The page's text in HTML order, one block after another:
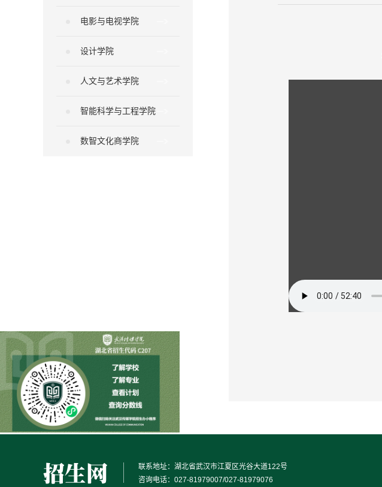
电影与电视学院
设计学院
人文与艺术学院
智能科学与工程学院
数智文化商学院
联系地址：湖北省武汉市江夏区光谷大道122号
咨询电话：027-81979007/027-81979076